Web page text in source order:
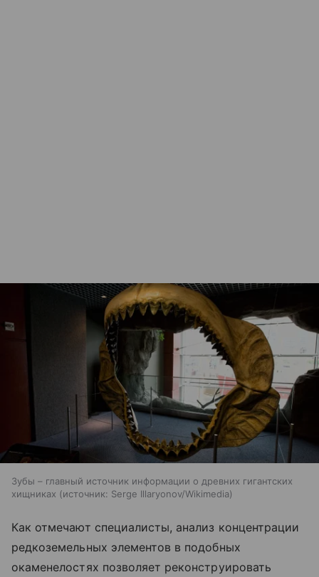
Зубы – главный источник информации о древних гигантских
хищниках
источник: Serge Illaryonov/Wikimedia
Как отмечают специалисты, анализ концентрации
редкоземельных элементов в подобных
окаменелостях позволяет реконструировать